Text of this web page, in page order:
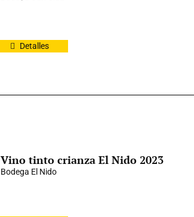
Detalles
Vino tinto crianza El Nido 2023
Bodega El Nido